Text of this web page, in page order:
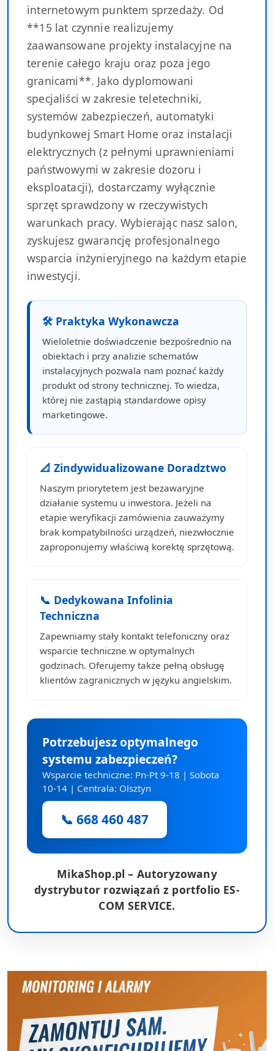
internetowym punktem sprzedaży. Od
**15 lat czynnie realizujemy
zaawansowane projekty instalacyjne na
terenie całego kraju oraz poza jego
granicami**. Jako dyplomowani
specjaliści w zakresie teletechniki,
systemów zabezpieczeń, automatyki
budynkowej Smart Home oraz instalacji
elektrycznych (z pełnymi uprawnieniami
państwowymi w zakresie dozoru i
eksploatacji), dostarczamy wyłącznie
sprzęt sprawdzony w rzeczywistych
warunkach pracy. Wybierając nasz salon,
zyskujesz gwarancję profesjonalnego
wsparcia inżynieryjnego na każdym etapie
inwestycji.
🛠 Praktyka Wykonawcza
Wieloletnie doświadczenie bezpośrednio na
obiektach i przy analizie schematów
instalacyjnych pozwala nam poznać każdy
produkt od strony technicznej. To wiedza,
której nie zastąpią standardowe opisy
marketingowe.
📐 Zindywidualizowane Doradztwo
Naszym priorytetem jest bezawaryjne
działanie systemu u inwestora. Jeżeli na
etapie weryfikacji zamówienia zauważymy
brak kompatybilności urządzeń, niezwłocznie
zaproponujemy właściwą korektę sprzętową.
📞 Dedykowana Infolinia
Techniczna
Zapewniamy stały kontakt telefoniczny oraz
wsparcie techniczne w optymalnych
godzinach. Oferujemy także pełną obsługę
klientów zagranicznych w języku angielskim.
Potrzebujesz optymalnego
systemu zabezpieczeń?
Wsparcie techniczne: Pn-Pt 9-18 | Sobota
10-14 | Centrala: Olsztyn
📞 668 460 487
MikaShop.pl – Autoryzowany
dystrybutor rozwiązań z portfolio ES-
COM SERVICE.